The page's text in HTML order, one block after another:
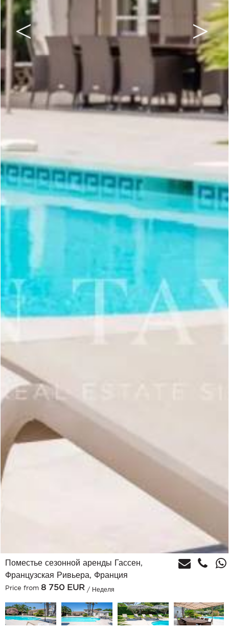
Поместье сезонной аренды Гассен,
Французская Ривьера, Франция
Price from 8 750 EUR / Неделя